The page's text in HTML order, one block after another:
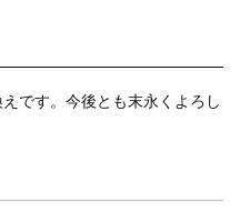
です。今後とも末永くよろし